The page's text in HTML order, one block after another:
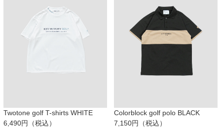
Twotone golf T-shirts WHITE
6,490円（税込）
Colorblock golf polo BLACK
7,150円（税込）